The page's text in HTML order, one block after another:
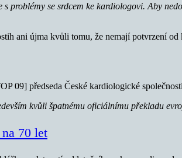
problémy se srdcem ke kardiologovi. Aby
ani újma kvůli tomu, že nemají potvrzení od
09] předseda České kardiologické
kvůli špatnému oficiálnímu překladu
70 let